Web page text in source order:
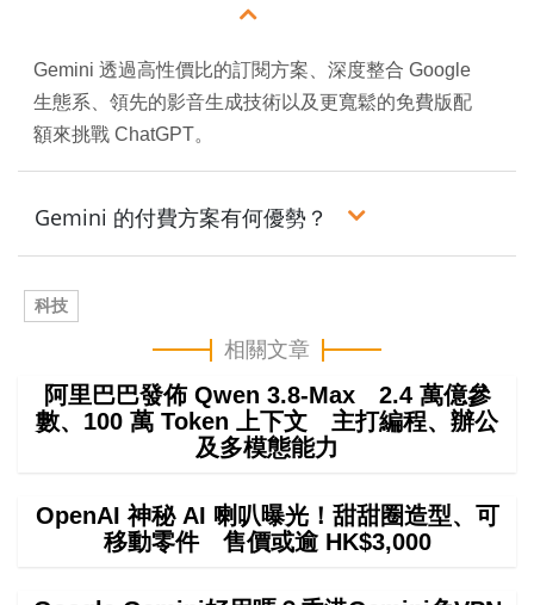
Gemini 透過高性價比的訂閱方案、深度整合 Google
生態系、領先的影音生成技術以及更寬鬆的免費版配
額來挑戰 ChatGPT。
Gemini 的付費方案有何優勢？
科技
相關文章
阿里巴巴發佈 Qwen 3.8-Max 2.4 萬億參
數、100 萬 Token 上下文 主打編程、辦公
及多模態能力
OpenAI 神秘 AI 喇叭曝光！甜甜圈造型、可
移動零件 售價或逾 HK$3,000